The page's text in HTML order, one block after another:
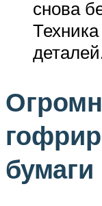
снова
бумаги